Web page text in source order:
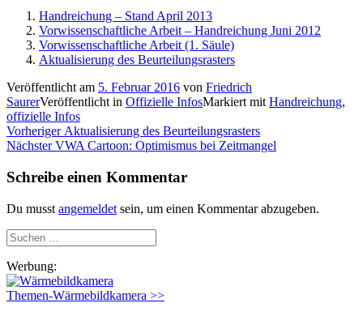
Handreichung – Stand April 2013
Vorwissenschaftliche Arbeit – Handreichung Juni 2012
Vorwissenschaftliche Arbeit (1. Säule)
Aktualisierung des Beurteilungsrasters
Veröffentlicht am 5. Februar 2016 von Friedrich
SaurerVeröffentlicht in Offizielle InfosMarkiert mit Handreichung,
offizielle Infos
Beitragsnavigation
Vorheriger Vorheriger
Beitrag:
Aktualisierung des Beurteilungsrasters
Nächster Nächster
VWA Cartoon: Optimismus bei Zeitmangel
Schreibe einen Kommentar
Du musst angemeldet sein, um einen Kommentar abzugeben.
Suchen
nach:
Werbung:
Themen-Wärmebildkamera >>